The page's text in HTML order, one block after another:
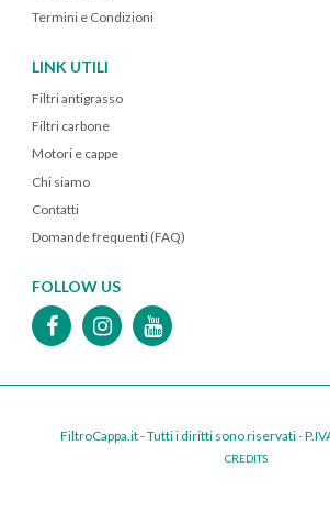
Termini e Condizioni
LINK UTILI
Filtri antigrasso
Filtri carbone
Motori e cappe
Chi siamo
Contatti
Domande frequenti (FAQ)
FOLLOW US
FiltroCappa.it - Tutti i diritti sono riservati -
CREDITS